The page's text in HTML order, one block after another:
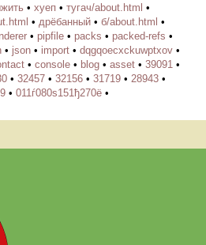
• хуеп • тугач/about.html •
• дрёбанный • б/about.html •
• pipfile • packs • packed-refs •
• json • import • dqgqoecxckuwptxov •
• console • blog • asset • 39091 •
• 32457 • 32156 • 31719 • 28943 •
• 011ѓ080ѕ151ђ270ё •